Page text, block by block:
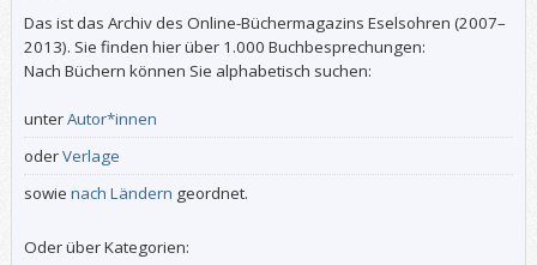
Das ist das Archiv des Online-Büchermagazins Eselsohren (2007–
2013). Sie finden hier über 1.000 Buchbesprechungen:
Nach Büchern können Sie alphabetisch suchen:
unterAutor*innen
oderVerlage
sowie nach Ländern geordnet.
Oder über Kategorien: